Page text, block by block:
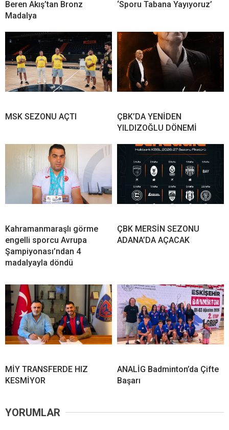
Beren Akış’tan Bronz
Madalya
‘Sporu Tabana Yayıyoruz’
MSK SEZONU AÇTI
ÇBK’DA YENİDEN
YILDIZOĞLU DÖNEMİ
Kahramanmaraşlı görme
engelli sporcu Avrupa
Şampiyonası’ndan 4
madalyayla döndü
ÇBK MERSİN SEZONU
ADANA’DA AÇACAK
MİY TRANSFERDE HIZ
KESMİYOR
ANALİG Badminton’da Çifte
Başarı
YORUMLAR